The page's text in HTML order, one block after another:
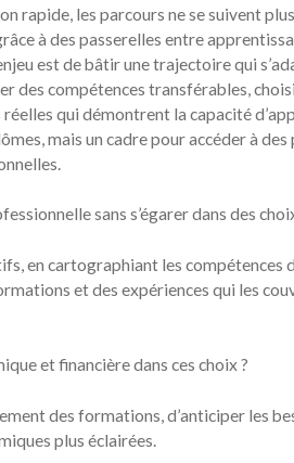
rapide, les parcours ne se suivent
à des passerelles entre
est de bâtir une trajectoire qui
des compétences transférables,
qui démontrent la capacité
mais un cadre pour accéder à
sans s’égarer dans des
en cartographiant les compétences
et des expériences qui les
et financière dans ces choix ?
des formations, d’anticiper les
plus éclairées.